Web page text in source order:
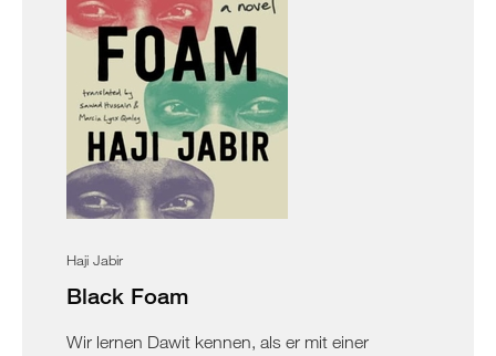
Haji Jabir
Black Foam
Wir lernen Dawit kennen, als er mit einer